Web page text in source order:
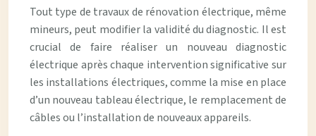
Tout type de travaux de rénovation électrique, même
mineurs, peut modifier la validité du diagnostic. Il est
crucial de faire réaliser un nouveau diagnostic
électrique après chaque intervention significative sur
les installations électriques, comme la mise en place
d’un nouveau tableau électrique, le remplacement de
câbles ou l’installation de nouveaux appareils.